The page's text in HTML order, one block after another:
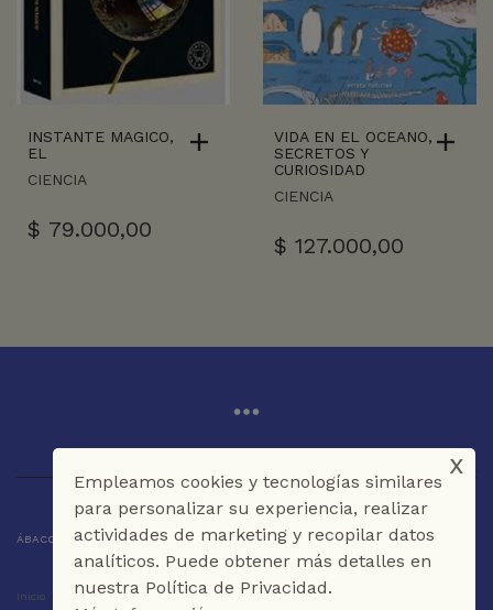
INSTANTE MAGICO,
EL
CIENCIA
$ 79.000,00
VIDA EN EL OCEANO,
SECRETOS Y
CURIOSIDAD
CIENCIA
$ 127.000,00
ÁBACO LIBROS Y CAFÉ © 2025 CARTAGENA DE INDIAS - COLOMBIA
Inicio Tienda La Librería Galería Café Contáctenos
Empleamos cookies y tecnologías similares
para personalizar su experiencia, realizar
actividades de marketing y recopilar datos
analíticos. Puede obtener más detalles en
nuestra Política de Privacidad.
x